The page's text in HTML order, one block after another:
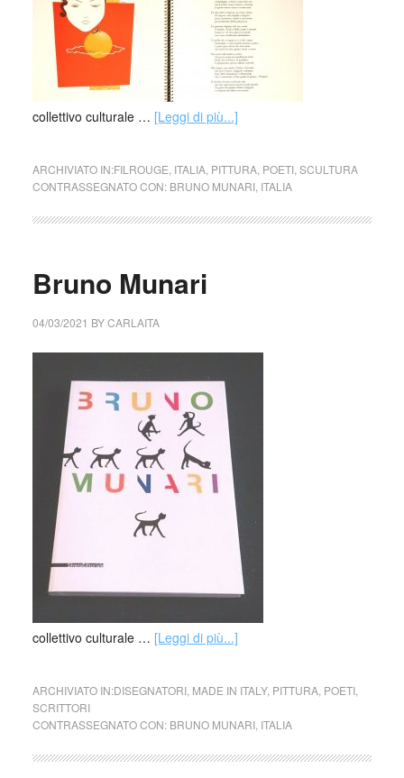
collettivo culturale … [Leggi di più...]
ARCHIVIATO IN:FILROUGE ITALIA, PITTURA, POETI, SCULTURA
CONTRASSEGNATO CON: BRUNO MUNARI, ITALIA
Bruno Munari
04/03/2021 BYCARLAITA
collettivo culturale … [Leggi di più...]
ARCHIVIATO IN:DISEGNATORI, MADE IN ITALY, PITTURA, POETI,
SCRITTORI
CONTRASSEGNATO CON: BRUNO MUNARI, ITALIA